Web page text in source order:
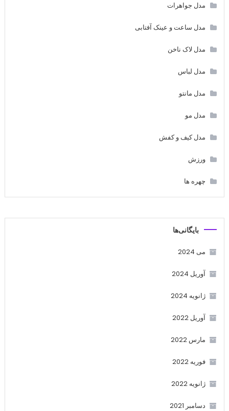
مدل جواهرات
مدل ساعت و عینک آفتابی
مدل لاک ناخن
مدل لباس
مدل مانتو
مدل مو
مدل کیف و کفش
ورزش
چهره ها
بایگانی‌ها
می 2024
آوریل 2024
ژانویه 2024
آوریل 2022
مارس 2022
فوریه 2022
ژانویه 2022
دسامبر 2021